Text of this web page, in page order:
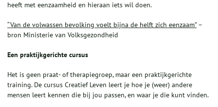
heeft met eenzaamheid en hieraan iets wil doen.
“Van de volwassen bevolking voelt bijna de helft zich eenzaam”–
bron Ministerie van Volksgezondheid
Een praktijkgerichte cursus
Het is geen praat- of therapiegroep, maar een praktijkgerichte
training. De cursus Creatief Leven leert je hoe je (weer) andere
mensen leert kennen die bij jou passen, en waar je die kunt vinden.